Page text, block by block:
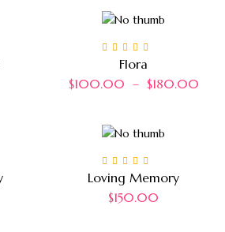
Note5.00sur 5
Flora
$100.00 – $180.00
Note 4.00
sur 5
Loving Memory
$150.00